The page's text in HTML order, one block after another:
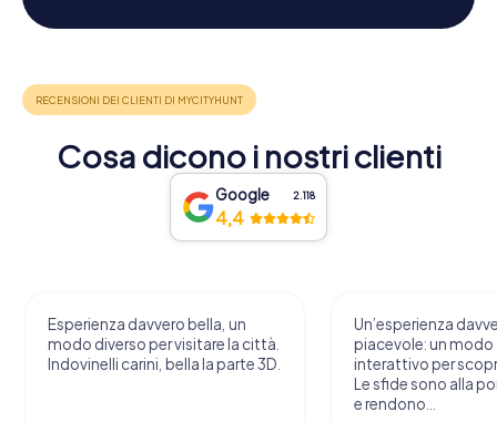
Cosa dicono i nostri clienti
Google 2.118
4,4
Esperienza davvero bella, un
modo diverso per visitare la città.
Indovinelli carini, bella la parte 3D.
Un’esperienza
piacevole: un modo
interattivo per
Le sfide sono alla
e rendono...